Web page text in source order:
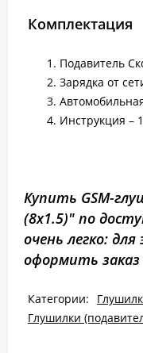
Комплектация
Подавитель
Зарядка от
Инструкция –
Купить GSM-
(8х1.5)" по
очень легко:
оформить
Категории:
Глушилки